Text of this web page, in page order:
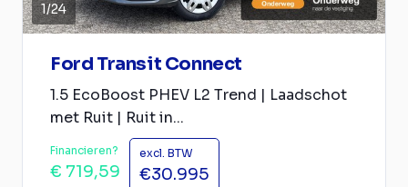
1/24
Ford Transit Connect
1.5 EcoBoost PHEV L2 Trend | Laadschot
met Ruit | Ruit in...
Financieren?
€ 719,59
excl. BTW
€30.995